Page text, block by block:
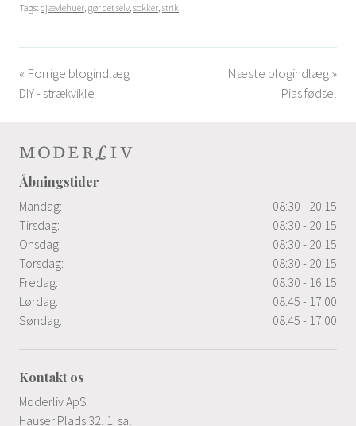
Tags: djævlehuer, gør det selv, sokker, strik
« Forrige blogindlæg
DIY - strækvikle
Næste blogindlæg »
Pias fødsel
Åbningstider
Mandag:
08:30 - 20:15
Tirsdag:
08:30 - 20:15
Onsdag:
08:30 - 20:15
Torsdag:
08:30 - 20:15
Fredag:
08:30 - 16:15
Lørdag:
08:45 - 17:00
Søndag:
08:45 - 17:00
Kontakt os
Moderliv ApS
Hauser Plads 32, 1. sal